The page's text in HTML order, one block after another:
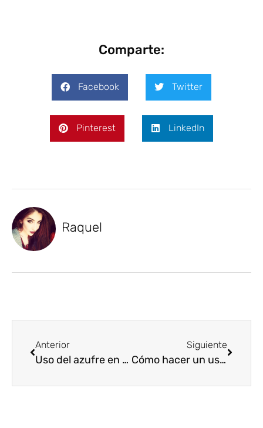
Comparte:
Facebook Twitter
Pinterest LinkedIn
Raquel
Anterior
Uso del azufre en agricultura
Siguiente
Cómo hacer un uso responsable de la fertilización